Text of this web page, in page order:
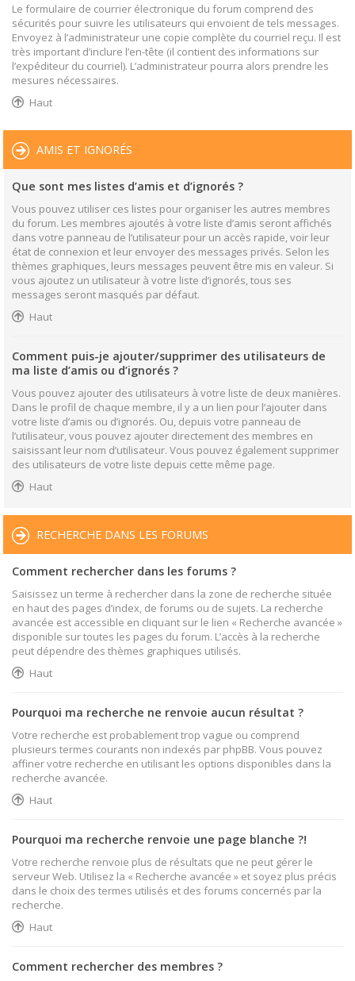
Le formulaire de courrier électronique du forum comprend des
sécurités pour suivre les utilisateurs qui envoient de tels messages.
Envoyez à l’administrateur une copie complète du courriel reçu. Il est
très important d’inclure l’en-tête (il contient des informations sur
l’expéditeur du courriel). L’administrateur pourra alors prendre les
mesures nécessaires.
Haut
AMIS ET IGNORÉS
Que sont mes listes d’amis et d’ignorés ?
Vous pouvez utiliser ces listes pour organiser les autres membres
du forum. Les membres ajoutés à votre liste d’amis seront affichés
dans votre panneau de l’utilisateur pour un accès rapide, voir leur
état de connexion et leur envoyer des messages privés. Selon les
thèmes graphiques, leurs messages peuvent être mis en valeur. Si
vous ajoutez un utilisateur à votre liste d’ignorés, tous ses
messages seront masqués par défaut.
Haut
Comment puis-je ajouter/supprimer des utilisateurs de
ma liste d’amis ou d’ignorés ?
Vous pouvez ajouter des utilisateurs à votre liste de deux manières.
Dans le profil de chaque membre, il y a un lien pour l’ajouter dans
votre liste d’amis ou d’ignorés. Ou, depuis votre panneau de
l’utilisateur, vous pouvez ajouter directement des membres en
saisissant leur nom d’utilisateur. Vous pouvez également supprimer
des utilisateurs de votre liste depuis cette même page.
Haut
RECHERCHE DANS LES FORUMS
Comment rechercher dans les forums ?
Saisissez un terme à rechercher dans la zone de recherche située
en haut des pages d’index, de forums ou de sujets. La recherche
avancée est accessible en cliquant sur le lien « Recherche avancée »
disponible sur toutes les pages du forum. L’accès à la recherche
peut dépendre des thèmes graphiques utilisés.
Haut
Pourquoi ma recherche ne renvoie aucun résultat ?
Votre recherche est probablement trop vague ou comprend
plusieurs termes courants non indexés par phpBB. Vous pouvez
affiner votre recherche en utilisant les options disponibles dans la
recherche avancée.
Haut
Pourquoi ma recherche renvoie une page blanche ?!
Votre recherche renvoie plus de résultats que ne peut gérer le
serveur Web. Utilisez la « Recherche avancée » et soyez plus précis
dans le choix des termes utilisés et des forums concernés par la
recherche.
Haut
Comment rechercher des membres ?